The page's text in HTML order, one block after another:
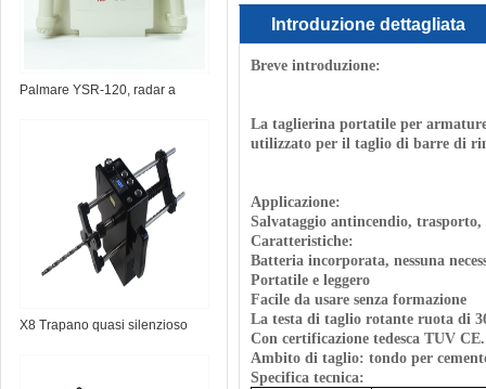
Palmare YSR-120, radar a
X8 Trapano quasi silenzioso
Introduzione dettagliata
Breve introduzione:
La taglierina portatile per armature
utilizzato per il taglio di barre di
Applicazione:
Salvataggio antincendio,
Caratteristiche:
Batteria incorporata, nessuna
Portatile e leggero
Facile da usare senza formazione
La testa di taglio rotante ruota di
Con certificazione tedesca TUV CE.
Ambito di taglio: tondo per
Specifica tecnica: